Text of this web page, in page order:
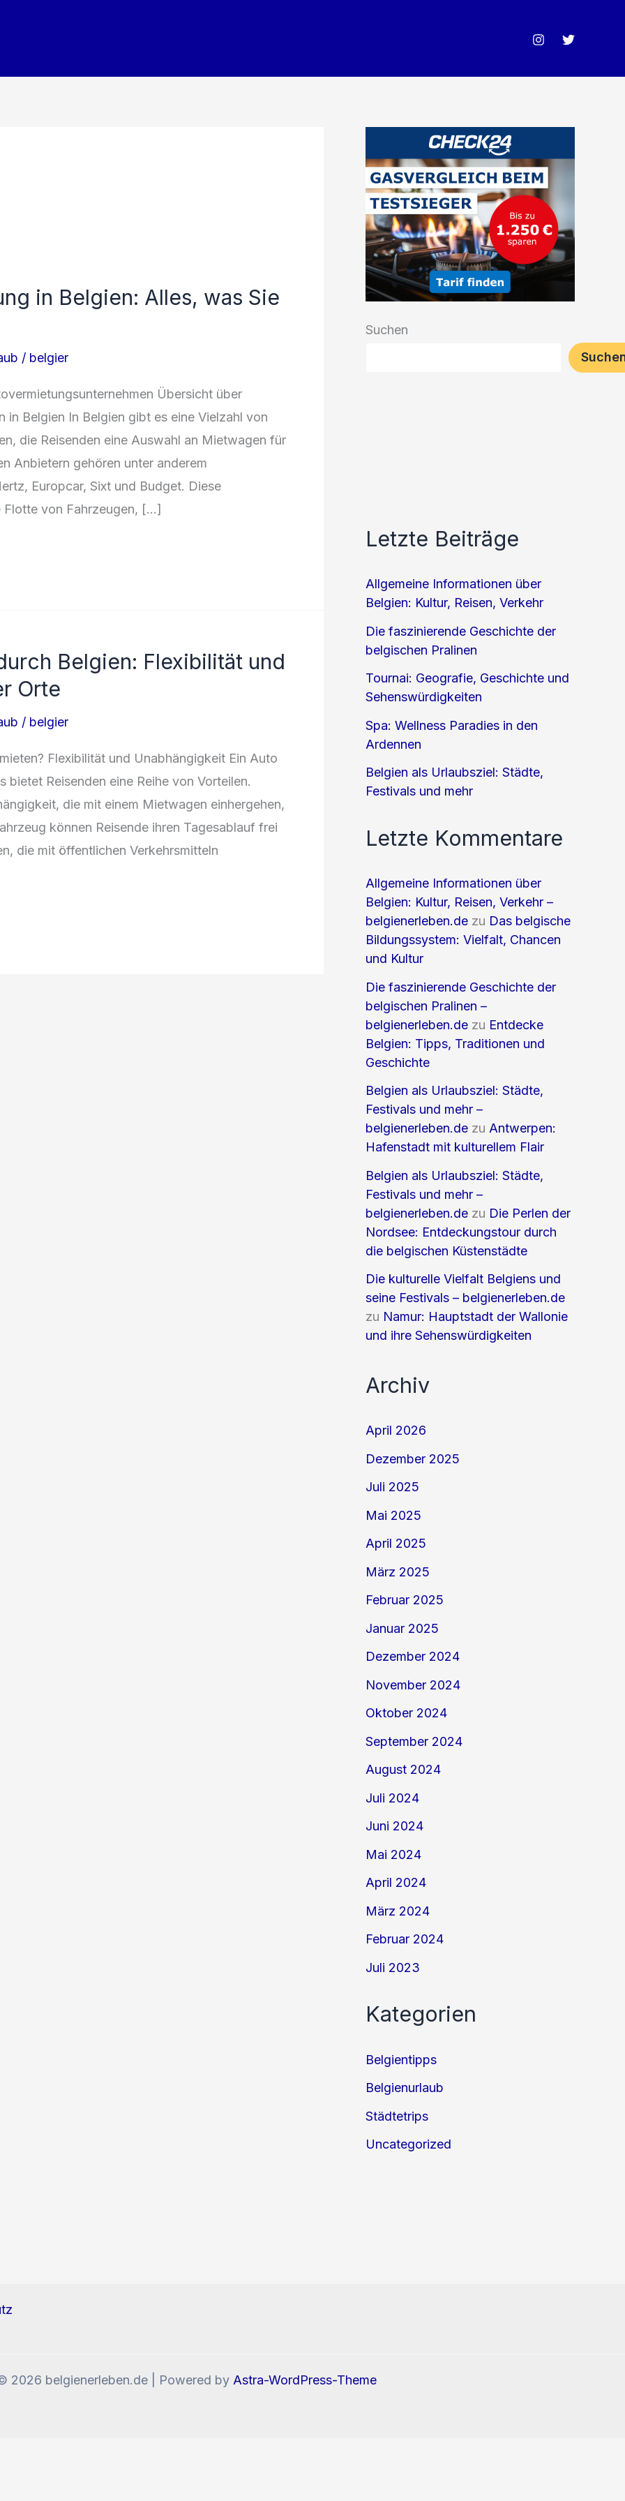
in Belgien: Alles, was Sie
/ belgier
Übersicht über
in Belgien In Belgien gibt es eine Vielzahl von
die Reisenden eine Auswahl an Mietwagen für
Anbietern gehören unter anderem
Europcar, Sixt und Budget. Diese
Flotte von Fahrzeugen, […]
Belgien: Flexibilität und
Orte
/ belgier
Flexibilität und Unabhängigkeit Ein Auto
bietet Reisenden eine Reihe von Vorteilen.
die mit einem Mietwagen einhergehen,
können Reisende ihren Tagesablauf frei
die mit öffentlichen Verkehrsmitteln
Suchen
Letzte Beiträge
Allgemeine Informationen über
Belgien: Kultur, Reisen, Verkehr
Die faszinierende Geschichte der
belgischen Pralinen
Tournai: Geografie, Geschichte und
Sehenswürdigkeiten
Spa: Wellness Paradies in den
Ardennen
Belgien als Urlaubsziel: Städte,
Festivals und mehr
Letzte Kommentare
Allgemeine Informationen über
Belgien: Kultur, Reisen, Verkehr –
belgienerleben.de zu Das belgische
Bildungssystem: Vielfalt, Chancen
und Kultur
Die faszinierende Geschichte der
belgischen Pralinen –
belgienerleben.de zu Entdecke
Belgien: Tipps, Traditionen und
Geschichte
Belgien als Urlaubsziel: Städte,
Festivals und mehr –
belgienerleben.de zu Antwerpen:
Hafenstadt mit kulturellem Flair
Belgien als Urlaubsziel: Städte,
Festivals und mehr –
belgienerleben.de zu Die Perlen der
Nordsee: Entdeckungstour durch
die belgischen Küstenstädte
Die kulturelle Vielfalt Belgiens und
seine Festivals – belgienerleben.de
zu Namur: Hauptstadt der Wallonie
und ihre Sehenswürdigkeiten
Archiv
April 2026
Dezember 2025
Juli 2025
Mai 2025
April 2025
März 2025
Februar 2025
Januar 2025
Dezember 2024
November 2024
Oktober 2024
September 2024
August 2024
Juli 2024
Juni 2024
Mai 2024
April 2024
März 2024
Februar 2024
Juli 2023
Kategorien
Belgientipps
Belgienurlaub
Städtetrips
Uncategorized
2026 belgienerleben.de | Powered by Astra-WordPress-Theme